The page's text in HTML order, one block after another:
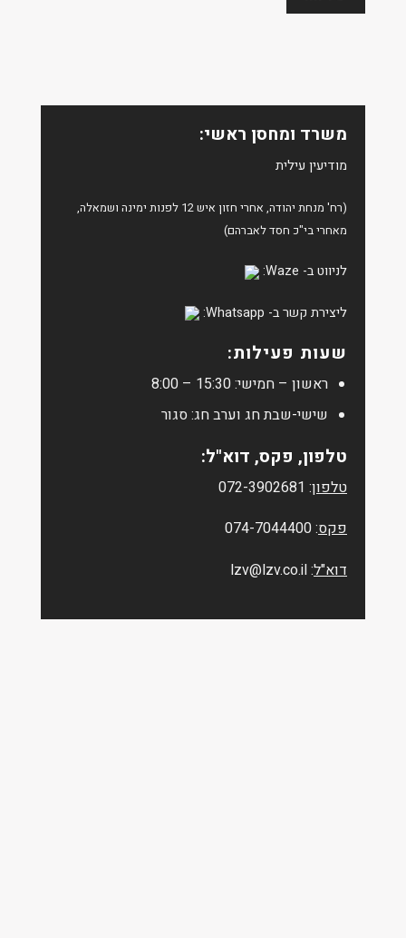
משרד ומחסן ראשי:
מודיעין עילית
(רח' מנחת יהודה, אחרי חזון איש 12 לפנות ימינה ושמאלה,
מאחרי בי"כ חסד לאברהם)
לניווט ב- Waze:
ליצירת קשר ב- Whatsapp:
שעות פעילות:
ראשון – חמישי: 15:30 – 8:00
שישי-שבת חג וערב חג: סגור
טלפון, פקס, דוא"ל:
טלפון:
072-3902681
פקס:
074-7044400
דוא"ל:
lzv@lzv.co.il